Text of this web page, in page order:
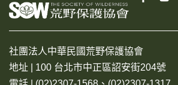
社團法人中華民國荒野保護協會
地址 | 100 台北市中正區詔安街204號